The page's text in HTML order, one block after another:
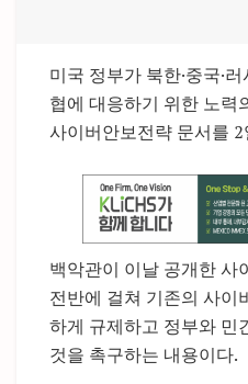
미국 정부가 북한·중국·
협에 대응하기 위한 노력
사이버안보전략 문서를
백악관이 이날 공개한 사
전반에 걸쳐 기존의 사이
하게 규제하고 정부와 민
것을 촉구하는 내용이다.